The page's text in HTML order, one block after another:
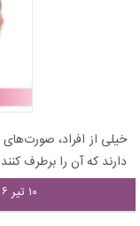
خیلی از افراد،
دارند که آن را برطرف
۱۰ تیر ۱۳۹۶ - ۱۴:۲۴